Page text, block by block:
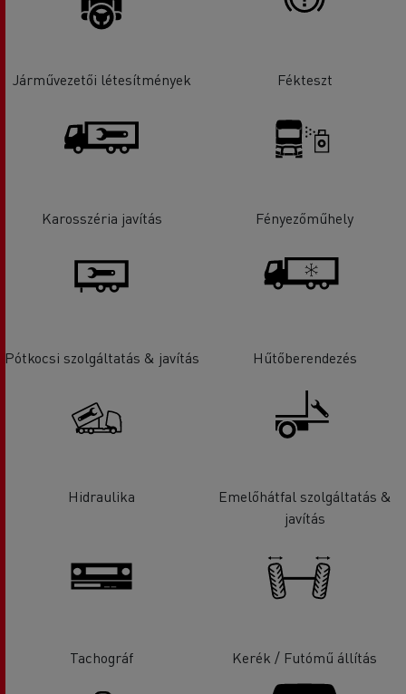
Járművezetői létesítmények Fékteszt
Karosszéria javítás Fényezőműhely
Pótkocsi szolgáltatás & javítás Hűtőberendezés
Hidraulika
Emelőhátfal szolgáltatás &
javítás
Tachográf Kerék / Futómű állítás